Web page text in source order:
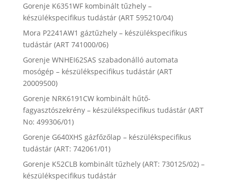
Gorenje K6351WF kombinált tűzhely –
készülékspecifikus tudástár (ART 595210/04)
Mora P2241AW1 gáztűzhely – készülékspecifikus
tudástár (ART 741000/06)
Gorenje WNHEI62SAS szabadonálló automata
mosógép – készülékspecifikus tudástár (ART
20009500)
Gorenje NRK6191CW kombinált hűtő-
fagyasztószekrény – készülékspecifikus tudástár (ART
No: 499306/01)
Gorenje G640XHS gázfőzőlap – készülékspecifikus
tudástár (ART: 742061/01)
Gorenje K52CLB kombinált tűzhely (ART: 730125/02) –
készülékspecifikus tudástár